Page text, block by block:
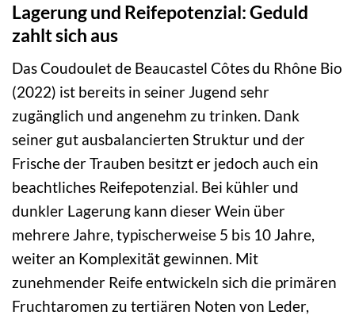
Lagerung und Reifepotenzial: Geduld
zahlt sich aus
Das Coudoulet de Beaucastel Côtes du Rhône Bio
(2022) ist bereits in seiner Jugend sehr
zugänglich und angenehm zu trinken. Dank
seiner gut ausbalancierten Struktur und der
Frische der Trauben besitzt er jedoch auch ein
beachtliches Reifepotenzial. Bei kühler und
dunkler Lagerung kann dieser Wein über
mehrere Jahre, typischerweise 5 bis 10 Jahre,
weiter an Komplexität gewinnen. Mit
zunehmender Reife entwickeln sich die primären
Fruchtaromen zu tertiären Noten von Leder,